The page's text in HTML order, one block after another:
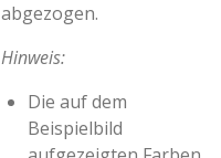
abgezogen.
Hinweis:
Die auf dem
Beispielbild